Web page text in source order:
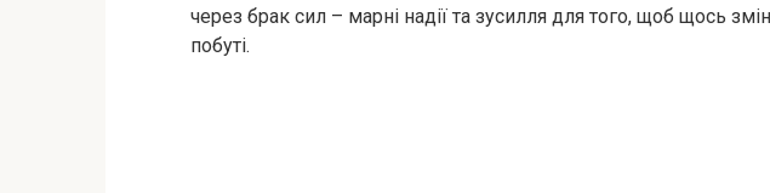
через брак сил – марні надії та зусилля для того, щоб щось
побуті.